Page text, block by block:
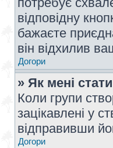
відповідну
бажаєте
він відхилив
Догори
» Як мені
Коли групи
зацікавлені у
відправивши
Догори